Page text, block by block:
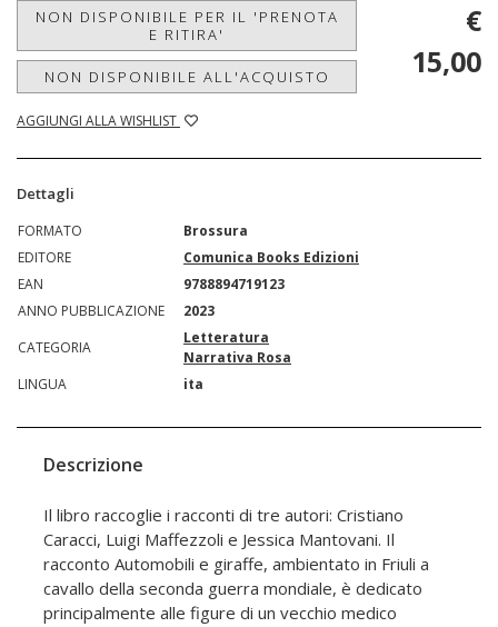
NON DISPONIBILE PER IL 'PRENOTA
E RITIRA'
NON DISPONIBILE ALL'ACQUISTO
AGGIUNGI ALLA WISHLIST
€
15,00
Dettagli
FORMATO
Brossura
EDITORE
Comunica Books Edizioni
EAN
9788894719123
ANNO PUBBLICAZIONE
2023
CATEGORIA
Letteratura
Narrativa Rosa
LINGUA
ita
Descrizione
Il libro raccoglie i racconti di tre autori: Cristiano
Caracci, Luigi Maffezzoli e Jessica Mantovani. Il
racconto Automobili e giraffe, ambientato in Friuli a
cavallo della seconda guerra mondiale, è dedicato
principalmente alle figure di un vecchio medico